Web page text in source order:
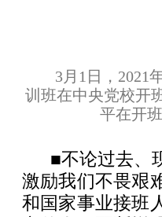
3月1日，2021
训班在中央党校开
平在开
■不论过去、
激励我们不畏艰
和国家事业接班